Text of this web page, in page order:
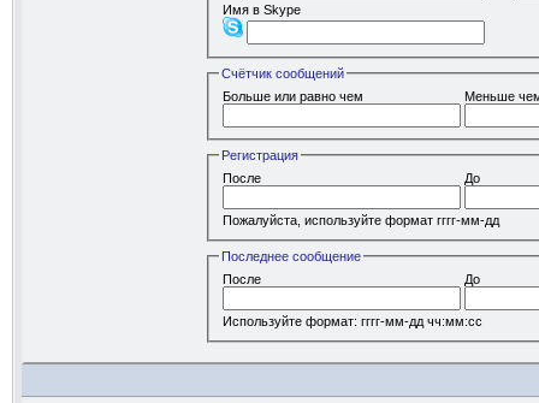
Имя в Skype
Счётчик сообщений
Больше или равно чем
Меньше
Регистрация
После
До
Пожалуйста, используйте формат гггг-мм-дд
Последнее сообщение
После
До
Используйте формат: гггг-мм-дд чч:мм:сс